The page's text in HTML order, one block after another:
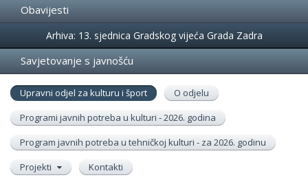
Obavijesti
Događanja
Arhiva: 13. sjednica Gradskog vijeća Grada Zadra
Savjetovanje s javnošću
Upravni odjel za kulturu i šport
O odjelu
Programi javnih potreba u kulturi - 2026. godina
Program javnih potreba u tehničkoj kulturi - za 2026. godinu
Projekti
Kontakti